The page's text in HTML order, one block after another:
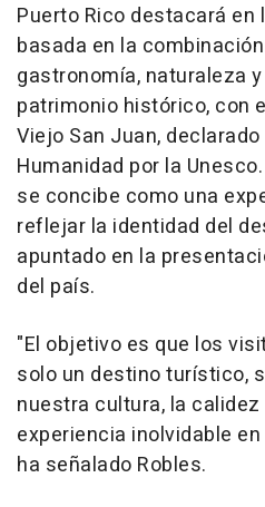
Puerto Rico destacará
basada en la
gastronomía, naturaleza
patrimonio histórico, con
Viejo San Juan,
Humanidad por la
se concibe como una
reflejar la identidad del
apuntado en la
del país.
"El objetivo es que los
solo un destino turístico,
nuestra cultura, la
experiencia inolvidable
ha señalado Robles.